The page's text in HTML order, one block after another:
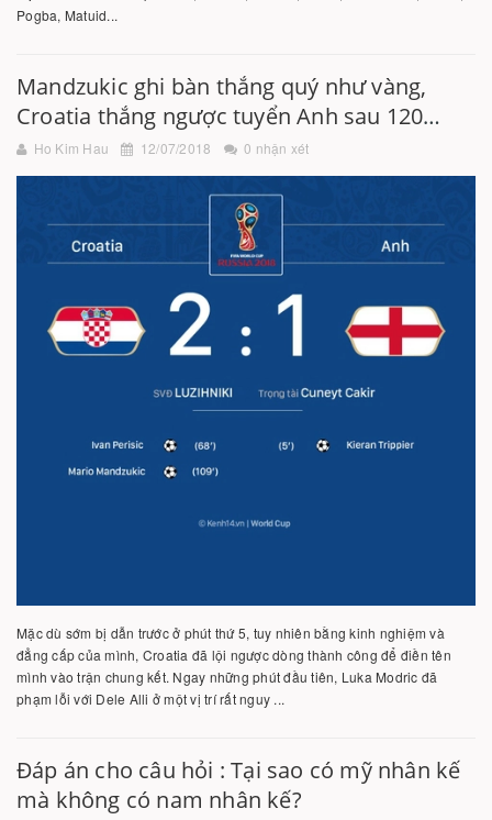
Pogba, Matuid...
Mandzukic ghi bàn thắng quý như vàng,
Croatia thắng ngược tuyển Anh sau 120
phút
Ho Kim Hau 12/07/2018 0 nhận xét
Mặc dù sớm bị dẫn trước ở phút thứ 5, tuy nhiên bằng kinh nghiệm và
đẳng cấp của mình, Croatia đã lội ngược dòng thành công để điền tên
mình vào trận chung kết. Ngay những phút đầu tiên, Luka Modric đã
phạm lỗi với Dele Alli ở một vị trí rất nguy ...
Đáp án cho câu hỏi : Tại sao có mỹ nhân kế
mà không có nam nhân kế?